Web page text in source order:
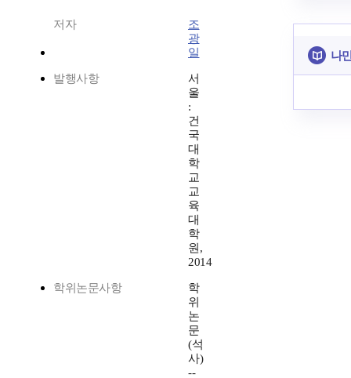
저자
조
광
일
발행사항
서
울
:
건
국
대
학
교
교
육
대
학
원,
2014
학위논문사항
학
위
논
문
(석
사)
--
나